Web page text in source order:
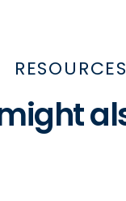
RESOURCES